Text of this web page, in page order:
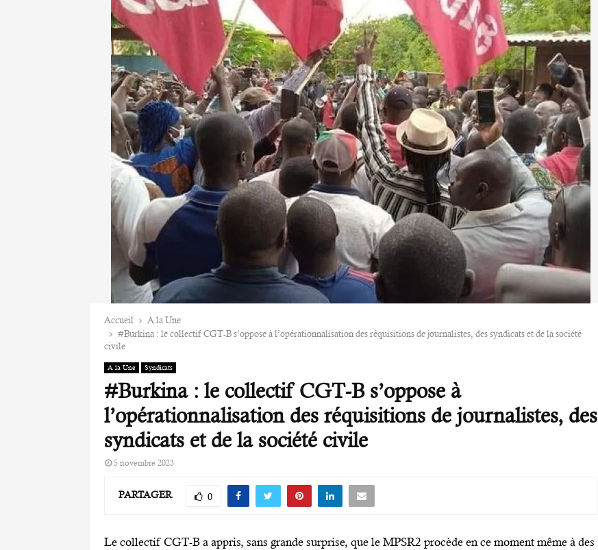
Accueil
A la Une
#Burkina : le collectif CGT-B s’oppose à l’opérationnalisation des réquisitions de journalistes, des syndicats et de la société
civile
A la Une Syndicats
#Burkina : le collectif CGT-B s’oppose à
l’opérationnalisation des réquisitions de journalistes, des
syndicats et de la société civile
5 novembre 2023
PARTAGER 0
Le collectif CGT-B a appris, sans grande surprise, que le MPSR2 procède en ce moment même à des